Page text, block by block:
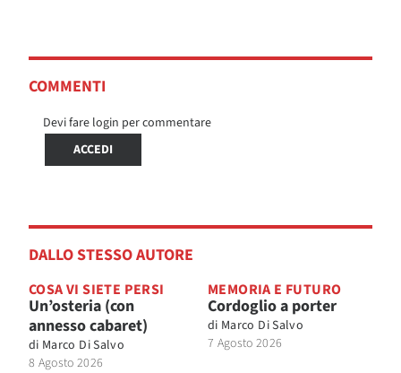
COMMENTI
Devi fare login per commentare
ACCEDI
DALLO STESSO AUTORE
COSA VI SIETE PERSI
Un’osteria (con
annesso cabaret)
di Marco Di Salvo
8 Agosto 2026
MEMORIA E FUTURO
Cordoglio a porter
di Marco Di Salvo
7 Agosto 2026